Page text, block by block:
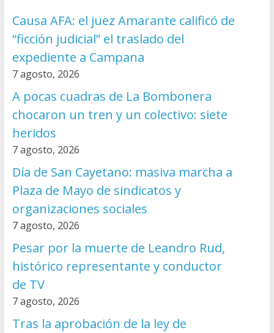
Causa AFA: el juez Amarante calificó de
“ficción judicial” el traslado del
expediente a Campana
7 agosto, 2026
A pocas cuadras de La Bombonera
chocaron un tren y un colectivo: siete
heridos
7 agosto, 2026
Día de San Cayetano: masiva marcha a
Plaza de Mayo de sindicatos y
organizaciones sociales
7 agosto, 2026
Pesar por la muerte de Leandro Rud,
histórico representante y conductor
de TV
7 agosto, 2026
Tras la aprobación de la ley de